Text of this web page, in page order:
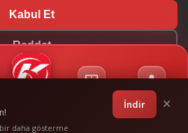
Giriş
Kabul Et
Reddet
İndir ✕
daha gösterme